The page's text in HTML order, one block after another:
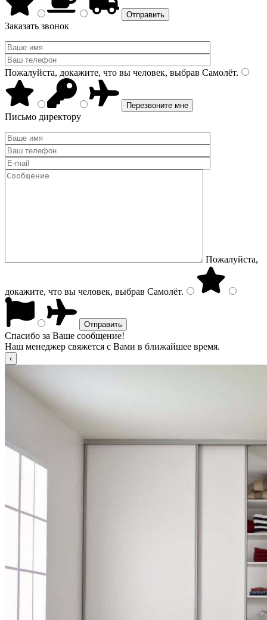
Заказать звонок
Пожалуйста, докажите, что вы человек, выбрав Самолёт.
Письмо директору
Пожалуйста,
докажите, что вы человек, выбрав Самолёт.
Спасибо за Ваше сообщение!
Наш менеджер свяжется с Вами в ближайшее время.